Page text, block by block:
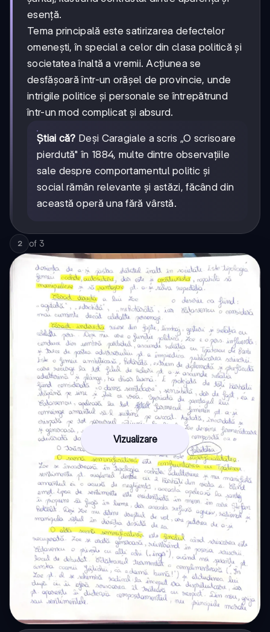
esență.
Tema principală este satirizarea defectelor
omenești, în special a celor din clasa politică și
societatea înaltă a vremii. Acțiunea se
desfășoară într-un orășel de provincie, unde
intrigile politice și personale se întrepătrund
într-un mod complicat și absurd.
Știai că? Deși Caragiale a scris „O scrisoare
pierdută" în 1884, multe dintre observațiile
sale despre comportamentul politic și
social rămân relevante și astăzi, făcând din
această operă una fără vârstă.
2 of 3
Vizualizare